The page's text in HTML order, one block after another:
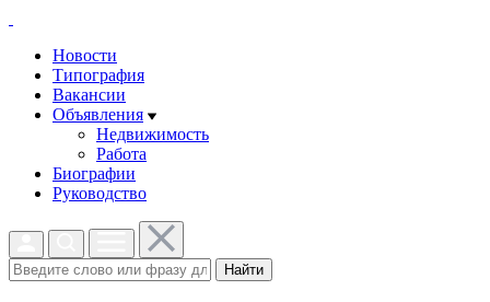
Новости
Типография
Вакансии
Объявления
Недвижимость
Работа
Биографии
Руководство
Найти